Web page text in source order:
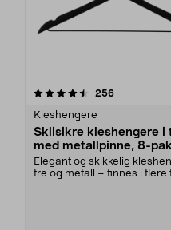
256anmeldelser
Kleshengere
Sklisikre kleshengere i
med metallpinne, 8-
Elegant og skikkelig
tre og metall – finnes i flere
4.5av 5 stjerner